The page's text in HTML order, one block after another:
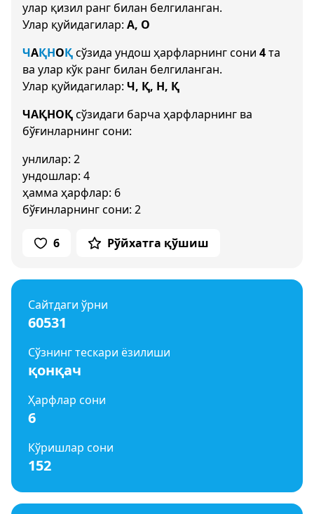
улар қизил ранг билан белгиланган.
Улар қуйидагилар: А, О
ЧАҚНОҚсўзида ундош ҳарфларнинг сони 4та
ва улар кўк ранг билан белгиланган.
Улар қуйидагилар: Ч, Қ, Н, Қ
ЧАҚНОҚсўзидаги барча ҳарфларнинг ва
бўғинларнинг сони:
унлилар: 2
ундошлар: 4
ҳамма ҳарфлар: 6
бўғинларнинг сони: 2
6 Рўйхатга қўшиш
Сайтдаги ўрни
60531
Сўзнинг тескари ёзилиши
қонқач
Ҳарфлар сони
6
Кўришлар сони
152